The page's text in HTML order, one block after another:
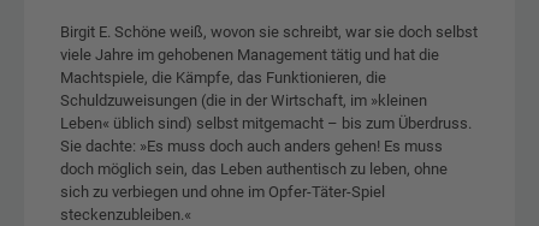
Birgit E. Schöne weiß, wovon sie schreibt, war sie doch selbst
viele Jahre im gehobenen Management tätig und hat die
Machtspiele, die Kämpfe, das Funktionieren, die
Schuldzuweisungen (die in der Wirtschaft, im »kleinen
Leben« üblich sind) selbst mitgemacht – bis zum Überdruss.
Sie dachte: »Es muss doch auch anders gehen! Es muss
doch möglich sein, das Leben authentisch zu leben, ohne
sich zu verbiegen und ohne im Opfer-Täter-Spiel
steckenzubleiben.«